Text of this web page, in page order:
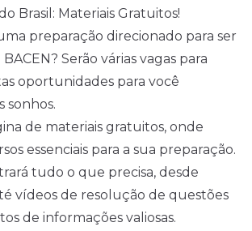
Brasil: Materiais Gratuitos!
preparação direcionado para ser
Serão várias vagas para
oportunidades para você
sonhos.
de materiais gratuitos, onde
essenciais para a sua preparação.
tudo o que precisa, desde
vídeos de resolução de questões
de informações valiosas.